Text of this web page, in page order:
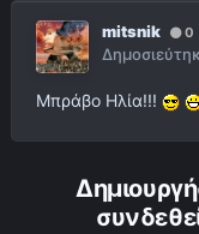
mitsnik 0
Μπράβο Ηλία!!!